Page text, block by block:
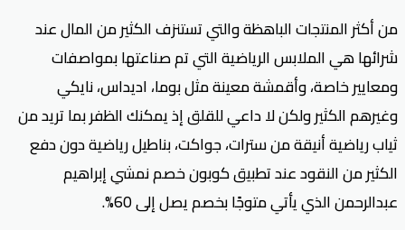
من أكثر المنتجات الباهظة والتي تستنزف الكثير من المال عند
شرائها هي الملابس الرياضية التي تم صناعتها بمواصفات
ومعايير خاصة، وأقمشة معينة مثل بوما، اديداس، نايكي
وغيرهم الكثير ولكن لا داعي للقلق إذ يمكنك الظفر بما تريد من
ثياب رياضية أنيقة من سترات، جواكت، بناطيل رياضية دون دفع
الكثير من النقود عند تطبيق كوبون خصم نمشي إبراهيم
عبدالرحمن الذي يأتي متوجًا بخصم يصل إلى 60%.